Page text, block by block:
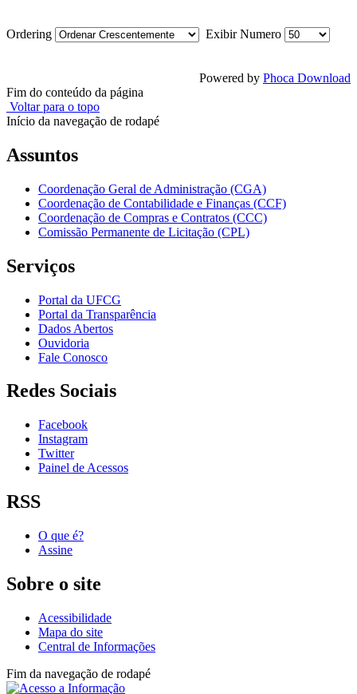
Ordering Exibir Numero
Powered by Phoca Download
Fim do conteúdo da página
Voltar para o topo
Início da navegação de rodapé
Assuntos
Coordenação Geral de Administração (CGA)
Coordenação de Contabilidade e Finanças (CCF)
Coordenação de Compras e Contratos (CCC)
Comissão Permanente de Licitação (CPL)
Serviços
Portal da UFCG
Portal da Transparência
Dados Abertos
Ouvidoria
Fale Conosco
Redes Sociais
Facebook
Instagram
Twitter
Painel de Acessos
RSS
O que é?
Assine
Sobre o site
Acessibilidade
Mapa do site
Central de Informações
Fim da navegação de rodapé